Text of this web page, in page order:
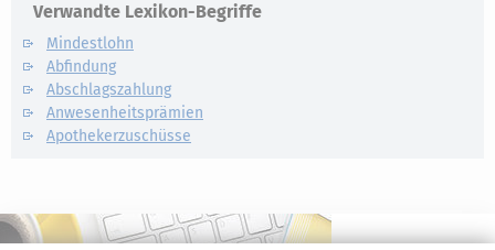
Verwandte Lexikon-Begriffe
Mindestlohn
Abfindung
Abschlagszahlung
Anwesenheitsprämien
Apothekerzuschüsse